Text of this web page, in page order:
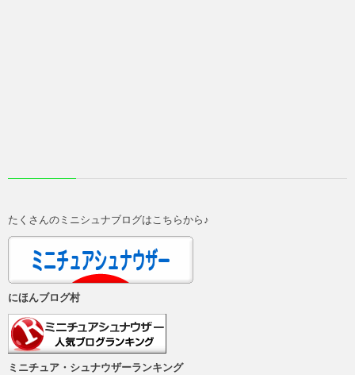
たくさんのミニシュナブログはこちらから♪
にほんブログ村
ミニチュア・シュナウザーランキング